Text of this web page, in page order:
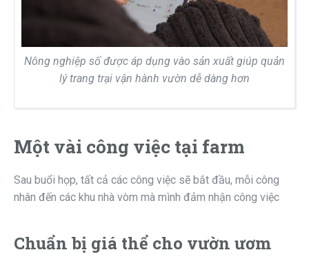
Nông nghiệp số được áp dụng vào sản xuất giúp quản
lý trang trại vận hành vườn dễ dàng hơn
Một vài công việc tại farm
Sau buổi họp, tất cả các công việc sẽ bắt đầu, mỗi công
nhân đến các khu nhà vòm mà mình đảm nhận công việc
Chuẩn bị giá thể cho vườn ươm